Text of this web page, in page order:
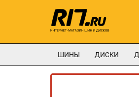
ШИНЫ ДИСКИ